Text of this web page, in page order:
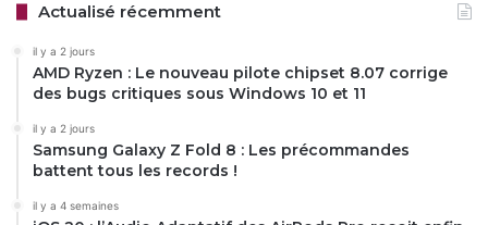
Actualisé récemment
il y a 2 jours
AMD Ryzen : Le nouveau pilote chipset 8.07 corrige
des bugs critiques sous Windows 10 et 11
il y a 2 jours
Samsung Galaxy Z Fold 8 : Les précommandes
battent tous les records !
il y a 4 semaines